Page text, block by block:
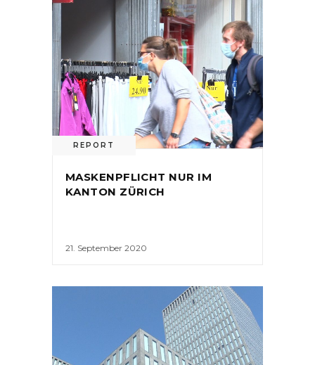
REPORT
MASKENPFLICHT NUR IM
KANTON ZÜRICH
21. September 2020